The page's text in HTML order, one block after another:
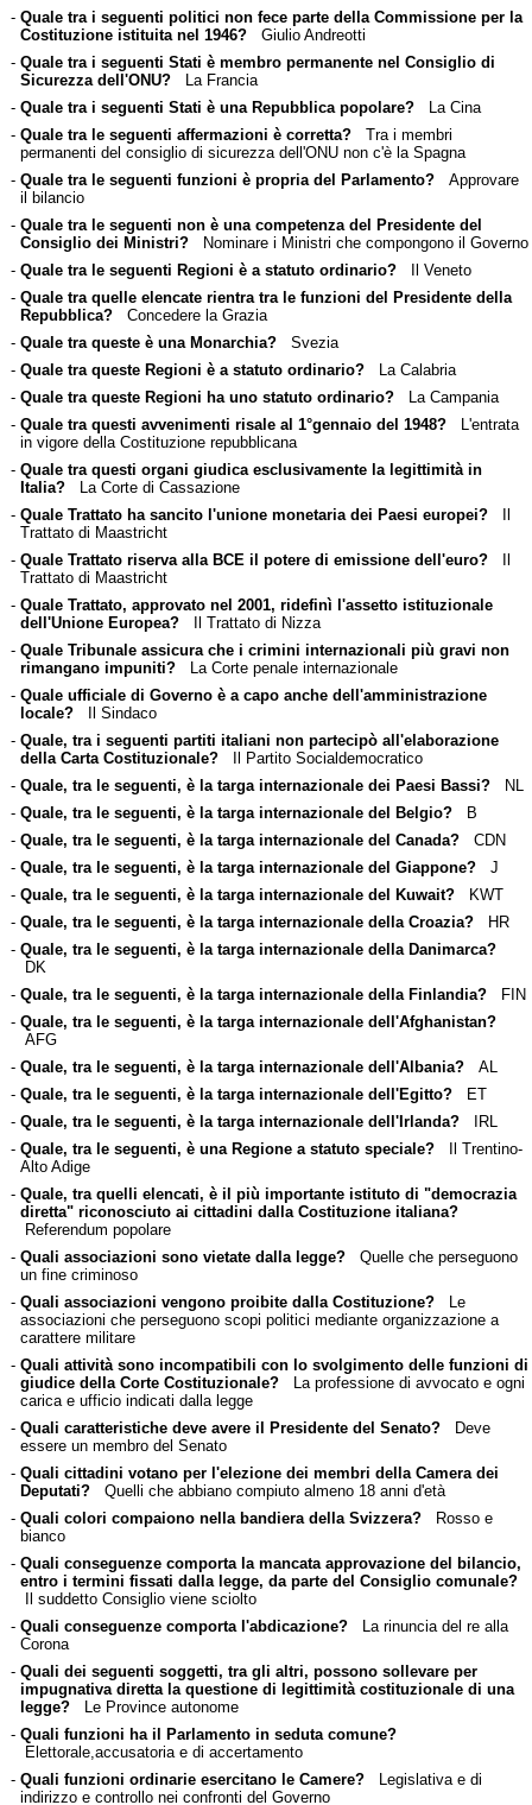
- Quale tra i seguenti politici non fece parte della Commissione per la
Costituzione istituita nel 1946?Giulio Andreotti
- Quale tra i seguenti Stati è membro permanente nel Consiglio di
Sicurezza dell'ONU?La Francia
- Quale tra i seguenti Stati è una Repubblica popolare?La Cina
- Quale tra le seguenti affermazioni è corretta?Tra i membri
permanenti del consiglio di sicurezza dell'ONU non c'è la Spagna
- Quale tra le seguenti funzioni è propria del Parlamento?Approvare
il bilancio
- Quale tra le seguenti non è una competenza del Presidente del
Consiglio dei Ministri?Nominare i Ministri che compongono il Governo
- Quale tra le seguenti Regioni è a statuto ordinario?Il Veneto
- Quale tra quelle elencate rientra tra le funzioni del Presidente della
Repubblica?Concedere la Grazia
- Quale tra queste è una Monarchia?Svezia
- Quale tra queste Regioni è a statuto ordinario?La Calabria
- Quale tra queste Regioni ha uno statuto ordinario?La Campania
- Quale tra questi avvenimenti risale al 1°gennaio del 1948?L'entrata
in vigore della Costituzione repubblicana
- Quale tra questi organi giudica esclusivamente la legittimità in
Italia?La Corte di Cassazione
- Quale Trattato ha sancito l'unione monetaria dei Paesi europei?Il
Trattato di Maastricht
- Quale Trattato riserva alla BCE il potere di emissione dell'euro?Il
Trattato di Maastricht
- Quale Trattato, approvato nel 2001, ridefinì l'assetto istituzionale
dell'Unione Europea?Il Trattato di Nizza
- Quale Tribunale assicura che i crimini internazionali più gravi non
rimangano impuniti?La Corte penale internazionale
- Quale ufficiale di Governo è a capo anche dell'amministrazione
locale?Il Sindaco
- Quale, tra i seguenti partiti italiani non partecipò all'elaborazione
della Carta Costituzionale?Il Partito Socialdemocratico
- Quale, tra le seguenti, è la targa internazionale dei Paesi Bassi?NL
- Quale, tra le seguenti, è la targa internazionale del Belgio?B
- Quale, tra le seguenti, è la targa internazionale del Canada?CDN
- Quale, tra le seguenti, è la targa internazionale del Giappone?J
- Quale, tra le seguenti, è la targa internazionale del Kuwait?KWT
- Quale, tra le seguenti, è la targa internazionale della Croazia?HR
- Quale, tra le seguenti, è la targa internazionale della Danimarca?
DK
- Quale, tra le seguenti, è la targa internazionale della Finlandia?FIN
- Quale, tra le seguenti, è la targa internazionale dell'Afghanistan?
AFG
- Quale, tra le seguenti, è la targa internazionale dell'Albania?AL
- Quale, tra le seguenti, è la targa internazionale dell'Egitto?ET
- Quale, tra le seguenti, è la targa internazionale dell'Irlanda?IRL
- Quale, tra le seguenti, è una Regione a statuto speciale?Il Trentino-
Alto Adige
- Quale, tra quelli elencati, è il più importante istituto di "democrazia
diretta" riconosciuto ai cittadini dalla Costituzione italiana?
Referendum popolare
- Quali associazioni sono vietate dalla legge?Quelle che perseguono
un fine criminoso
- Quali associazioni vengono proibite dalla Costituzione?Le
associazioni che perseguono scopi politici mediante organizzazione a
carattere militare
- Quali attività sono incompatibili con lo svolgimento delle funzioni di
giudice della Corte Costituzionale?La professione di avvocato e ogni
carica e ufficio indicati dalla legge
- Quali caratteristiche deve avere il Presidente del Senato?Deve
essere un membro del Senato
- Quali cittadini votano per l'elezione dei membri della Camera dei
Deputati?Quelli che abbiano compiuto almeno 18 anni d'età
- Quali colori compaiono nella bandiera della Svizzera?Rosso e
bianco
- Quali conseguenze comporta la mancata approvazione del bilancio,
entro i termini fissati dalla legge, da parte del Consiglio comunale?
Il suddetto Consiglio viene sciolto
- Quali conseguenze comporta l'abdicazione?La rinuncia del re alla
Corona
- Quali dei seguenti soggetti, tra gli altri, possono sollevare per
impugnativa diretta la questione di legittimità costituzionale di una
legge?Le Province autonome
- Quali funzioni ha il Parlamento in seduta comune?
Elettorale,accusatoria e di accertamento
- Quali funzioni ordinarie esercitano le Camere?Legislativa e di
indirizzo e controllo nei confronti del Governo